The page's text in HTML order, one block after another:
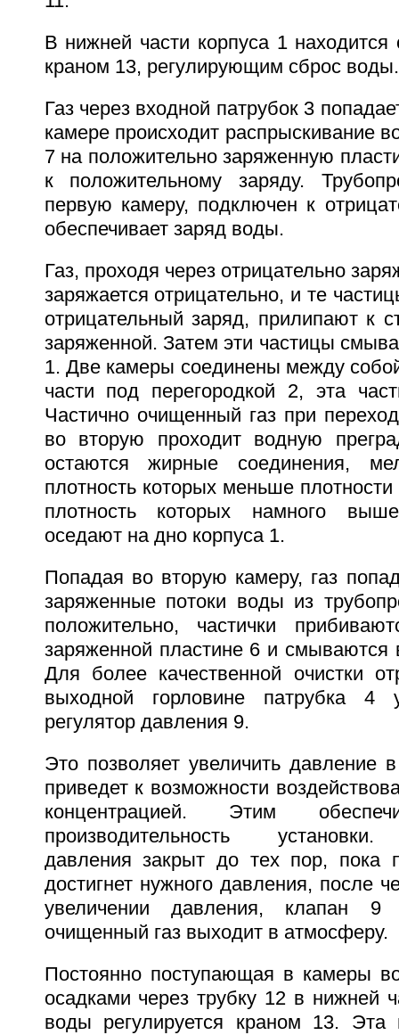
В нижней части корпуса 1 находится
краном 13, регулирующим сброс воды.
Газ через входной патрубок 3
камере происходит распрыскивание
7 на положительно заряженную
к положительному заряду.
первую камеру, подключен к
обеспечивает заряд воды.
Газ, проходя через отрицательно
заряжается отрицательно, и те
отрицательный заряд, прилипают к
заряженной. Затем эти частицы
1. Две камеры соединены между
части под перегородкой 2, эта
Частично очищенный газ при
во вторую проходит водную
остаются жирные соединения,
плотность которых меньше
плотность которых намного
оседают на дно корпуса 1.
Попадая во вторую камеру, газ
заряженные потоки воды из
положительно, частички
заряженной пластине 6 и смываются
Для более качественной очистки
выходной горловине патрубка 4
регулятор давления 9.
Это позволяет увеличить давление
приведет к возможности
концентрацией. Этим
производительность установки.
давления закрыт до тех пор, пока
достигнет нужного давления, после
увеличении давления, клапан 9
очищенный газ выходит в атмосферу.
Постоянно поступающая в камеры
осадками через трубку 12 в нижней
воды регулируется краном 13. Эта